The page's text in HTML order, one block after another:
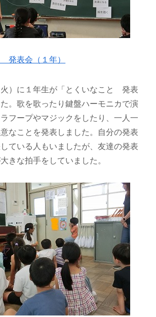
発表会（１年）
火）に１年生が「とくいなこと 発表
。歌を歌ったり鍵盤ハーモニカで演
フープやマジックをしたり、一人一
なことを発表しました。自分の発表
ている人もいましたが、友達の発表
きな拍手をしていました。